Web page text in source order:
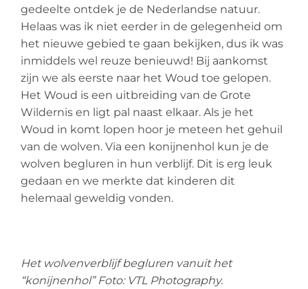
gedeelte ontdek je de Nederlandse natuur.
Helaas was ik niet eerder in de gelegenheid om
het nieuwe gebied te gaan bekijken, dus ik was
inmiddels wel reuze benieuwd! Bij aankomst
zijn we als eerste naar het Woud toe gelopen.
Het Woud is een uitbreiding van de Grote
Wildernis en ligt pal naast elkaar. Als je het
Woud in komt lopen hoor je meteen het gehuil
van de wolven. Via een konijnenhol kun je de
wolven begluren in hun verblijf. Dit is erg leuk
gedaan en we merkte dat kinderen dit
helemaal geweldig vonden.
Het wolvenverblijf begluren vanuit het
“konijnenhol” Foto: VTL Photography.